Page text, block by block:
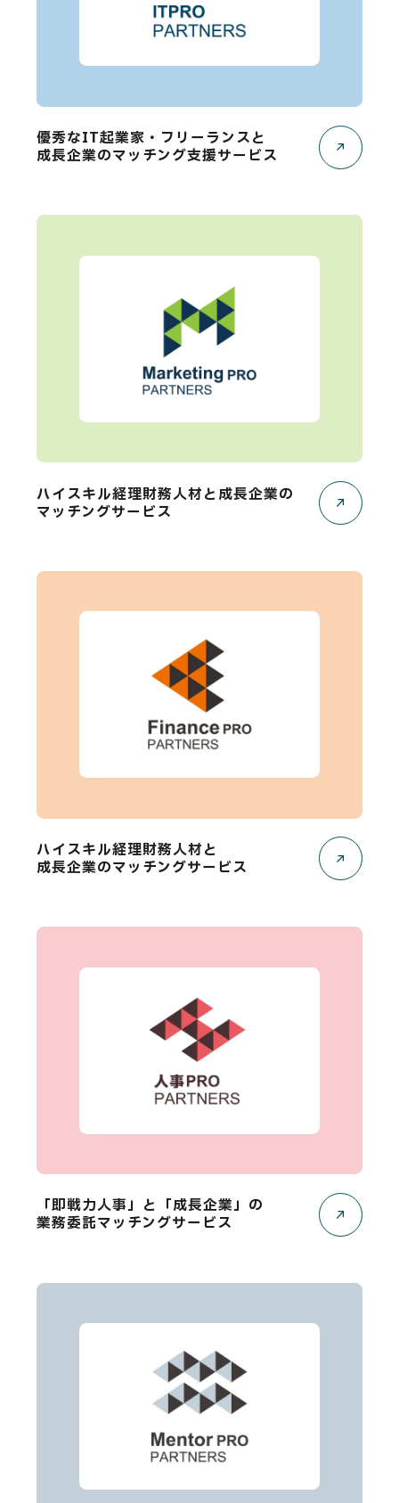
優秀なIT起業家・フリーランスと
成長企業のマッチング支援サービス
ハイスキル経理財務人材と成長企業の
マッチングサービス
ハイスキル経理財務人材と
成長企業のマッチングサービス
「即戦力人事」と「成長企業」の
業務委託マッチングサービス